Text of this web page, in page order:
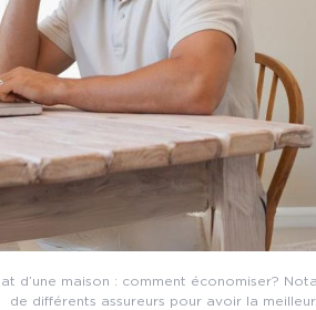
d’une maison : comment économiser?
de différents assureurs pour avoir la